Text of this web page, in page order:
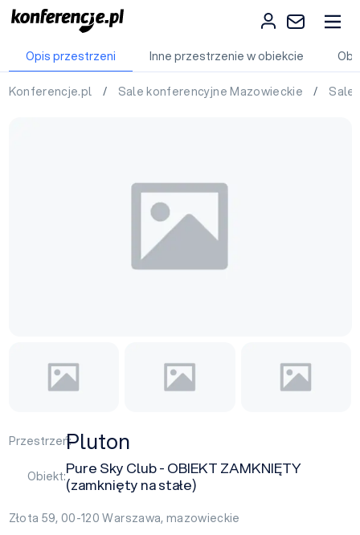
Opis przestrzeni Inne przestrzenie w obiekcie
Konferencje.pl / Sale konferencyjne Mazowieckie / Sale
Przestrzeń:Pluton
Obiekt:Pure Sky Club - OBIEKT ZAMKNIĘTY
(zamknięty na stałe)
Złota 59, 00-120Warszawa, mazowieckie